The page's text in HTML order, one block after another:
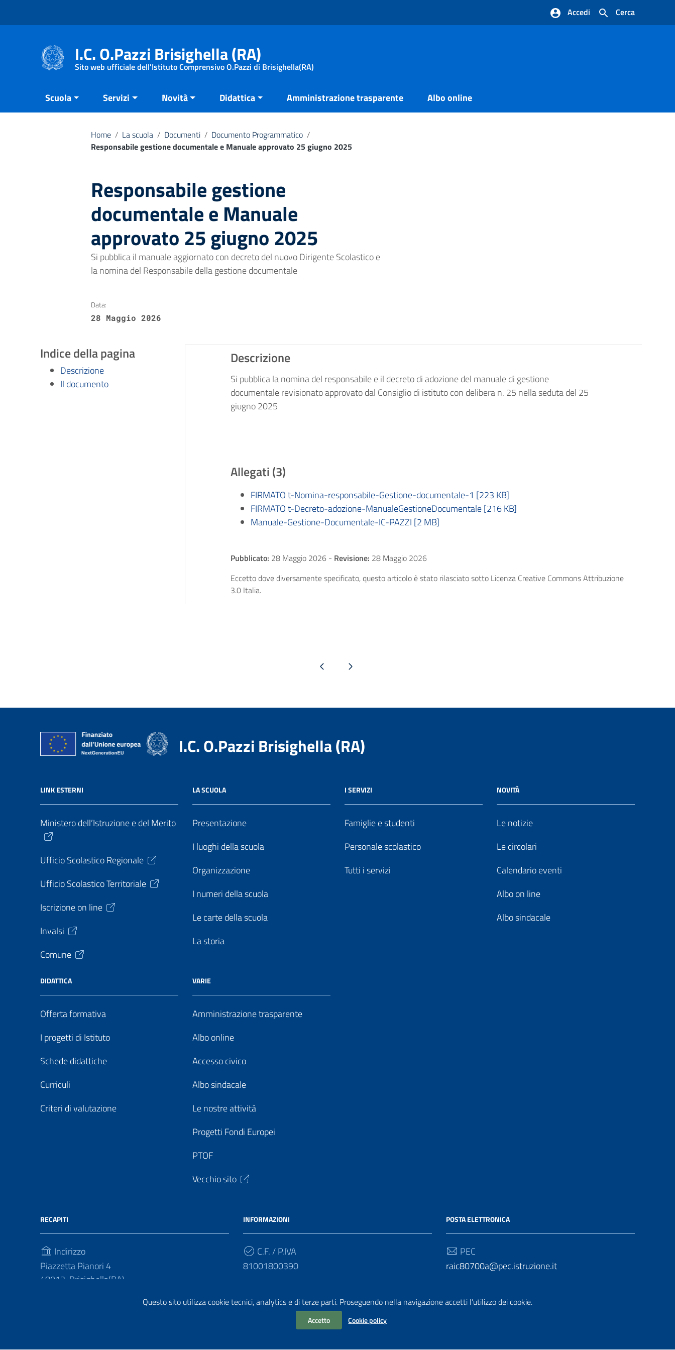
Questo sito utilizza cookie tecnici, analytics e di terze parti. Proseguendo nella navigazione accetti l’utilizzo dei cookie.
Accetto Cookie policy
Cerca
Accedi
I.C. O.Pazzi Brisighella (RA)
Sito web ufficiale dell'Istituto Comprensivo O.Pazzi di Brisighella(RA)
Scuola Servizi Novità Didattica Amministrazione trasparente Albo online
Home / La scuola / Documenti / Documento Programmatico /
Responsabile gestione documentale e Manuale approvato 25 giugno 2025
Responsabile gestione
documentale e Manuale
approvato 25 giugno 2025
Si pubblica il manuale aggiornato con decreto del nuovo Dirigente Scolastico e
la nomina del Responsabile della gestione documentale
Data:
28 Maggio 2026
Indice della pagina
Descrizione
Il documento
Descrizione
Si pubblica la nomina del responsabile e il decreto di adozione del manuale di gestione
documentale revisionato approvato dal Consiglio di istituto con delibera n. 25 nella seduta del 25
giugno 2025
Allegati (3)
FIRMATO t-Nomina-responsabile-Gestione-documentale-1 [223 KB]
FIRMATO t-Decreto-adozione-ManualeGestioneDocumentale [216 KB]
Manuale-Gestione-Documentale-IC-PAZZI [2 MB]
Pubblicato: 28 Maggio 2026 - Revisione: 28 Maggio 2026
Eccetto dove diversamente specificato, questo articolo è stato rilasciato sotto Licenza Creative Commons Attribuzione
3.0 Italia.
Pagina precedentePagina successiva
I.C. O.Pazzi Brisighella (RA)
LINK ESTERNI
Ministero dell’Istruzione e del Merito
Ufficio Scolastico Regionale
Ufficio Scolastico Territoriale
Iscrizione on line
Invalsi
Comune
LA SCUOLA
Presentazione
I luoghi della scuola
Organizzazione
I numeri della scuola
Le carte della scuola
La storia
I SERVIZI
Famiglie e studenti
Personale scolastico
Tutti i servizi
NOVITÀ
Le notizie
Le circolari
Calendario eventi
Albo on line
Albo sindacale
DIDATTICA
Offerta formativa
I progetti di Istituto
Schede didattiche
Curriculi
Criteri di valutazione
VARIE
Amministrazione trasparente
Albo online
Accesso civico
Albo sindacale
Le nostre attività
Progetti Fondi Europei
PTOF
Vecchio sito
RECAPITI
Indirizzo
Piazzetta Pianori 4
48013, Brisighella(RA)
INFORMAZIONI
C.F. / P.IVA
81001800390
UF4HBY
POSTA ELETTRONICA
PEC
raic80700a@pec.istruzione.it
raic80700a@istruzione.it